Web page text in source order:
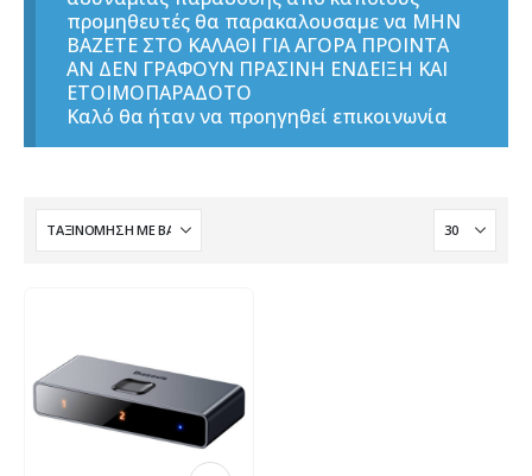
προμηθευτές θα παρακαλουσαμε να ΜΗΝ
ΒΑΖΕΤΕ ΣΤΟ ΚΑΛΑΘΙ ΓΙΑ ΑΓΟΡΑ ΠΡΟΙΝΤΑ
ΑΝ ΔΕΝ ΓΡΑΦΟΥΝ ΠΡΑΣΙΝΗ ΕΝΔΕΙΞΗ ΚΑΙ
ΕΤΟΙΜΟΠΑΡΑΔΟΤΟ
Καλό θα ήταν να προηγηθεί επικοινωνία